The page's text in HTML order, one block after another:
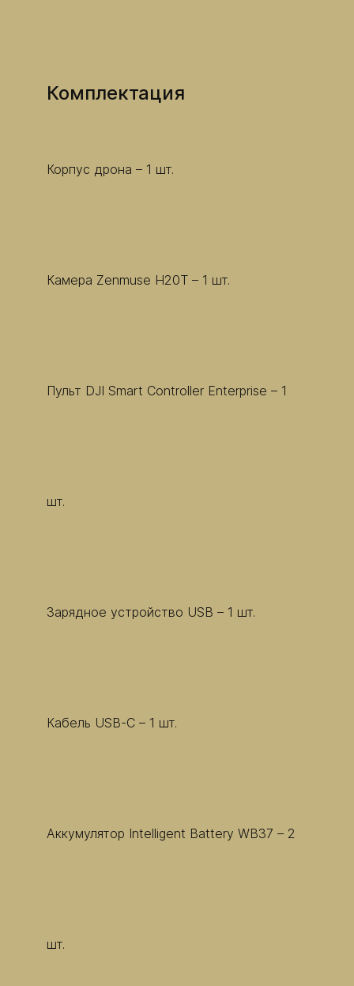
​Комплектация
Корпус дрона – 1 шт.
Камера Zenmuse H20T – 1 шт.
Пульт DJI Smart Controller Enterprise – 1
шт.
Зарядное устройство USB – 1 шт.
Кабель USB-C – 1 шт.
Аккумулятор Intelligent Battery WB37 – 2
шт.